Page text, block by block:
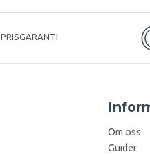
PRISGARANTI
Om oss
Guider